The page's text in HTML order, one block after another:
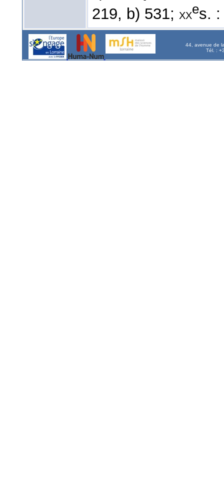
219, b) 531; xxes. :
44, avenue de
Tél. :